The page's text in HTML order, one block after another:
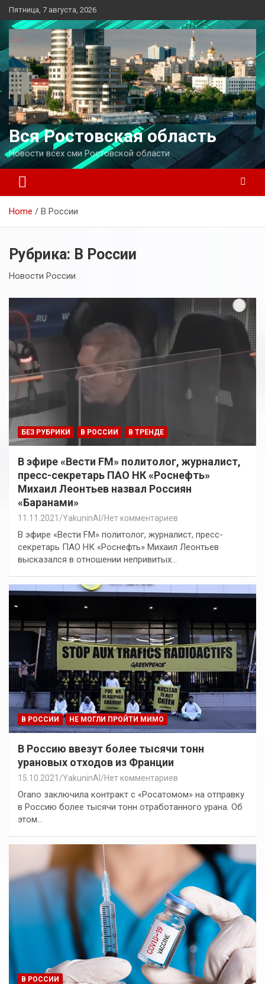
Перейти
к
содержимому
Пятница, 7 августа, 2026
Вся Ростовская область
Новости всех сми Ростовской области
Home В России
Рубрика: В России
Новости России
БЕЗ РУБРИКИ В РОССИИ В ТРЕНДЕ
В эфире «Вести FM» политолог, журналист,
пресс-секретарь ПАО НК «Роснефть»
Михаил Леонтьев назвал Россиян
«Баранами»
11.11.2021 YakuninAI Нет комментариев
В эфире «Вести FM» политолог, журналист, пресс-
секретарь ПАО НК «Роснефть» Михаил Леонтьев
высказался в отношении непривитых…
В РОССИИ НЕ МОГЛИ ПРОЙТИ МИМО
В Россию ввезут более тысячи тонн
урановых отходов из Франции
15.10.2021 YakuninAI Нет комментариев
Orano заключила контракт с «Росатомом» на отправку
в Россию более тысячи тонн отработанного урана. Об
этом…
В РОССИИ